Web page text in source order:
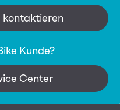
kontaktieren
Kunde?
Center